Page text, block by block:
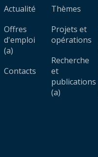
Actualité
Offres
d'emploi
(a)
Contacts
Thèmes
Projets et
opérations
Recherche
et
publications
(a)